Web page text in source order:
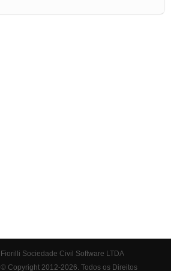
Fiorilli Sociedade Civil Software LTDA
© Copyright 2012-2026. Todos os Direitos